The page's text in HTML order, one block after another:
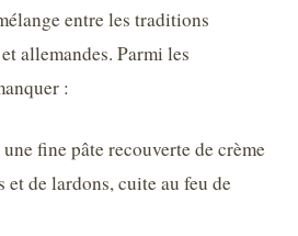
entre les traditions
allemandes. Parmi les
:
fine pâte recouverte de crème
et de lardons, cuite au feu de